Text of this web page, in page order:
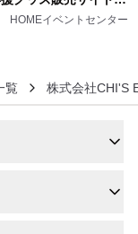
す！
HOMEイベントセンター
覧 株式会社CHI'S